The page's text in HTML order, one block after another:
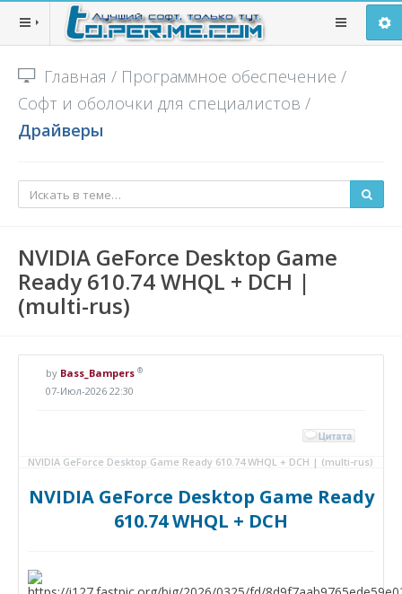
Главная / Программное обеспечение /
Софт и оболочки для специалистов /
Драйверы
NVIDIA GeForce Desktop Game
Ready 610.74 WHQL + DCH |
(multi-rus)
by Bass_Bampers ®
07-Июл-2026 22:30
NVIDIA GeForce Desktop Game Ready 610.74 WHQL + DCH | (multi-rus)
NVIDIA GeForce Desktop Game Ready
610.74 WHQL + DCH